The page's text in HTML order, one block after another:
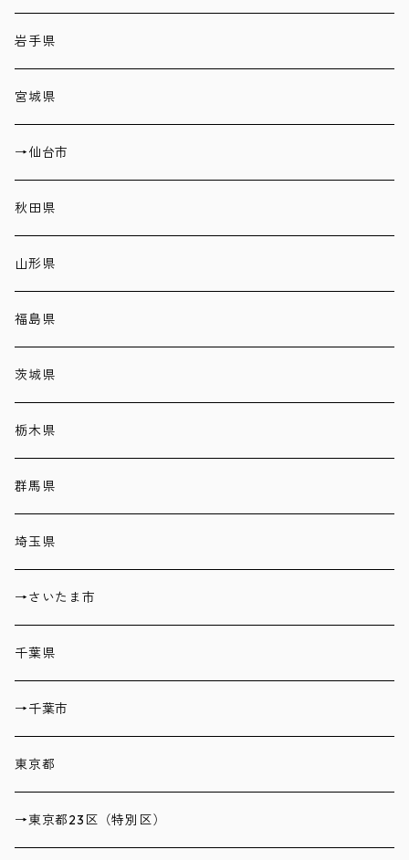
岩手県
宮城県
→仙台市
秋田県
山形県
福島県
茨城県
栃木県
群馬県
埼玉県
→さいたま市
千葉県
→千葉市
東京都
→東京都23区（特別区）